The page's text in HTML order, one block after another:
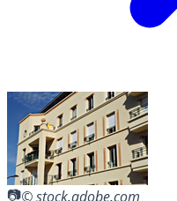
© stock.adobe.com